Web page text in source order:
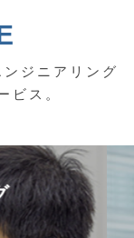
ジニアリング
ビス。